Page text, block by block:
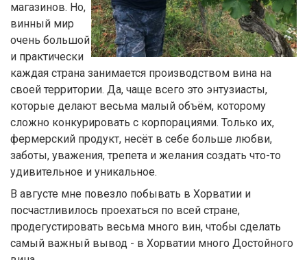
магазинов. Но,
винный мир
очень большой
и практически
каждая страна занимается производством вина на
своей территории. Да, чаще всего это энтузиасты,
которые делают весьма малый объём, которому
сложно конкурировать с корпорациями. Только их,
фермерский продукт, несёт в себе больше любви,
заботы, уважения, трепета и желания создать что-то
удивительное и уникальное.
В августе мне повезло побывать в Хорватии и
посчастливилось проехаться по всей стране,
продегустировать весьма много вин, чтобы сделать
самый важный вывод - в Хорватии много Достойного